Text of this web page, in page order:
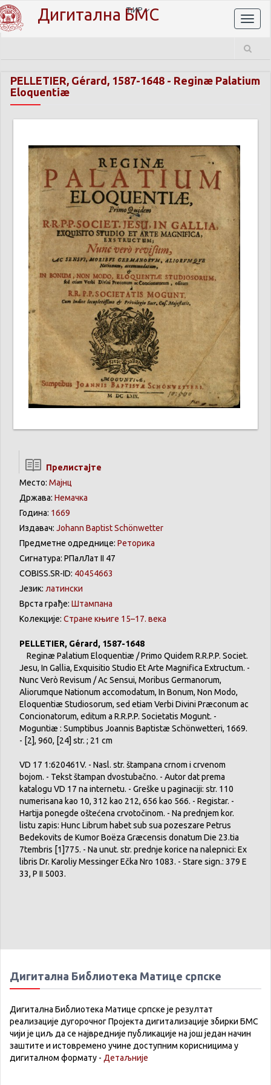
Дигитална БМС
ЋИР
PELLETIER, Gérard, 1587-1648 - Reginæ Palatium
Eloquentiæ
Прелистајте
Место: Мајнц
Држава: Немачка
Година: 1669
Издавач: Johann Baptist Schönwetter
Предметне одреднице: Реторика
Сигнатура: РПалЛат II 47
COBISS.SR-ID: 40454663
Језик: латински
Врста грађе: Штампана
Колекције: Стране књиге 15–17. века
PELLETIER, Gérard, 1587-1648
Reginæ Palatium Eloquentiæ / Primo Quidem R.R.P.P. Societ.
Jesu, In Gallia, Exquisitio Studio Et Arte Magnifica Extructum. -
Nunc Verò Revisum / Ac Sensui, Moribus Germanorum,
Aliorumque Nationum accomodatum, In Bonum, Non Modo,
Eloquentiæ Studiosorum, sed etiam Verbi Divini Præconum ac
Concionatorum, editum a R.R.P.P. Societatis Mogunt. -
Moguntiæ : Sumptibus Joannis Baptistæ Schönwetteri, 1669.
- [2], 960, [24] str. ; 21 cm
VD 17 1:620461V. - Nasl. str. štampana crnom i crvenom
bojom. - Tekst štampan dvostubačno. - Autor dat prema
katalogu VD 17 na internetu. - Greške u paginaciji: str. 110
numerisana kao 10, 312 kao 212, 656 kao 566. - Registar. -
Hartija ponegde oštećena crvotočinom. - Na prednjem kor.
listu zapis: Hunc Librum habet sub sua pozeszare Petrus
Bedekovits de Kumor Boëza Græcensis donatum Die 23.tia
7tembris [1]775. - Na unut. str. prednje korice na nalepnici: Ex
libris Dr. Karoliy Messinger Ečka Nro 1083. - Stare sign.: 379 E
33, Р II 5003.
Дигитална Библиотека Матице српске
Дигитална Библиотека Матице српске је резултат
реализације дугорочног Пројекта дигитализације збирки БМС
чији је циљ да се највредније публикације на још један начин
заштите и истовремено учине доступним корисницима у
дигиталном формату - Детаљније